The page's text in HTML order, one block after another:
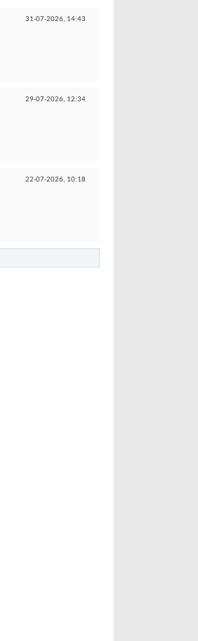
31-07-2026, 14:43
29-07-2026, 12:34
22-07-2026, 10:18